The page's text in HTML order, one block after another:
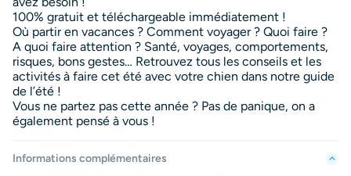
100% gratuit et téléchargeable immédiatement !
Où partir en vacances ? Comment voyager ? Quoi faire ?
A quoi faire attention ? Santé, voyages, comportements,
risques, bons gestes… Retrouvez tous les conseils et les
activités à faire cet été avec votre chien dans notre guide
de l’été !
Vous ne partez pas cette année ? Pas de panique, on a
également pensé à vous !
Informations complémentaires